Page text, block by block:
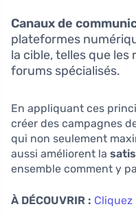
Canaux de
plateformes
la cible, telles que les
forums spécialisés.
En appliquant ces
créer des campagnes
qui non seulement
aussi améliorent la
ensemble comment y
À DÉCOUVRIR :